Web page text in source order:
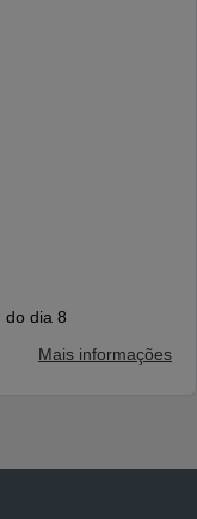
do dia 8
Mais informações